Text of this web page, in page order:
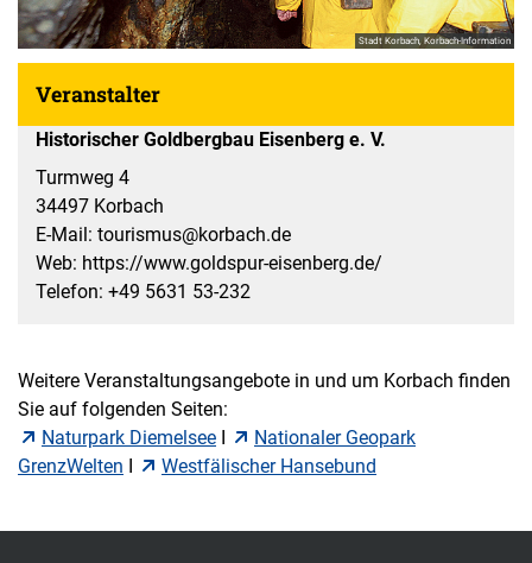
Stadt Korbach, Korbach-Information
Veranstalter
Historischer Goldbergbau Eisenberg e. V.
Turmweg 4
34497 Korbach
E-Mail: tourismus@korbach.de
Web: https://www.goldspur-eisenberg.de/
Telefon: +49 5631 53-232
Weitere Veranstaltungsangebote in und um Korbach finden
Sie auf folgenden Seiten:
Naturpark Diemelsee I
Nationaler Geopark
GrenzWelten I Westfälischer Hansebund